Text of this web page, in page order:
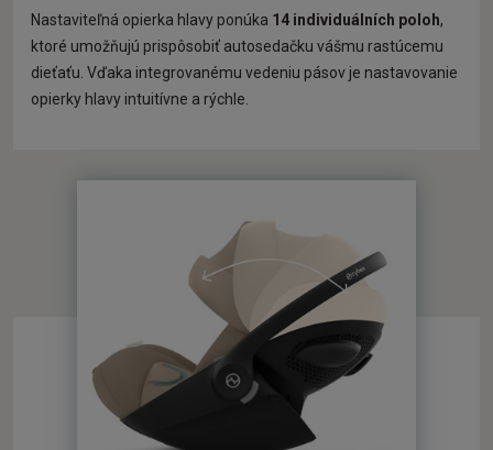
Nastaviteľná opierka hlavy ponúka 14 individuálních poloh,
ktoré umožňujú prispôsobiť autosedačku vášmu rastúcemu
dieťaťu. Vďaka integrovanému vedeniu pásov je nastavovanie
opierky hlavy intuitívne a rýchle.